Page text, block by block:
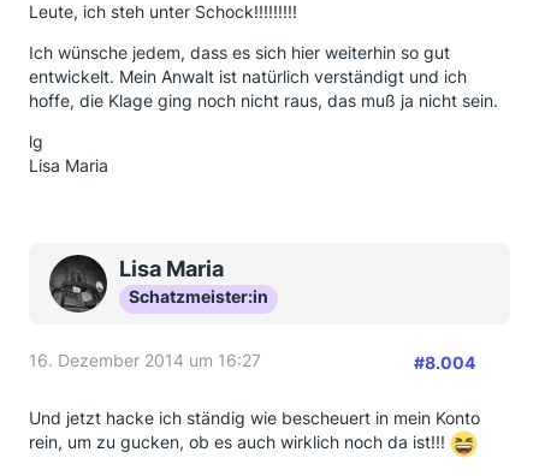
Leute, ich steh unter Schock!!!!!!!!!
Ich wünsche jedem, dass es sich hier weiterhin so gut
entwickelt. Mein Anwalt ist natürlich verständigt und ich
hoffe, die Klage ging noch nicht raus, das muß ja nicht sein.
lg
Lisa Maria
Lisa Maria
Schatzmeister:in
16. Dezember 2014 um 16:27 #8.004
Und jetzt hacke ich ständig wie bescheuert in mein Konto
rein, um zu gucken, ob es auch wirklich noch da ist!!!